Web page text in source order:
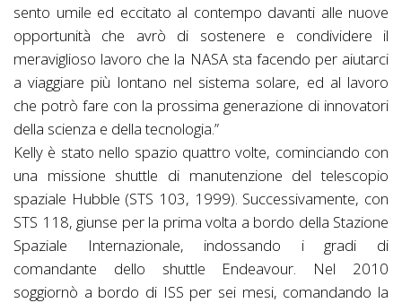
sento umile ed eccitato al contempo davanti alle nuove
opportunità che avrò di sostenere e condividere il
meraviglioso lavoro che la NASA sta facendo per aiutarci
a viaggiare più lontano nel sistema solare, ed al lavoro
che potrò fare con la prossima generazione di innovatori
della scienza e della tecnologia.”
Kelly è stato nello spazio quattro volte, cominciando con
una missione shuttle di manutenzione del telescopio
spaziale Hubble (STS 103, 1999). Successivamente, con
STS 118, giunse per la prima volta a bordo della Stazione
Spaziale Internazionale, indossando i gradi di
comandante dello shuttle Endeavour. Nel 2010
soggiornò a bordo di ISS per sei mesi, comandando la